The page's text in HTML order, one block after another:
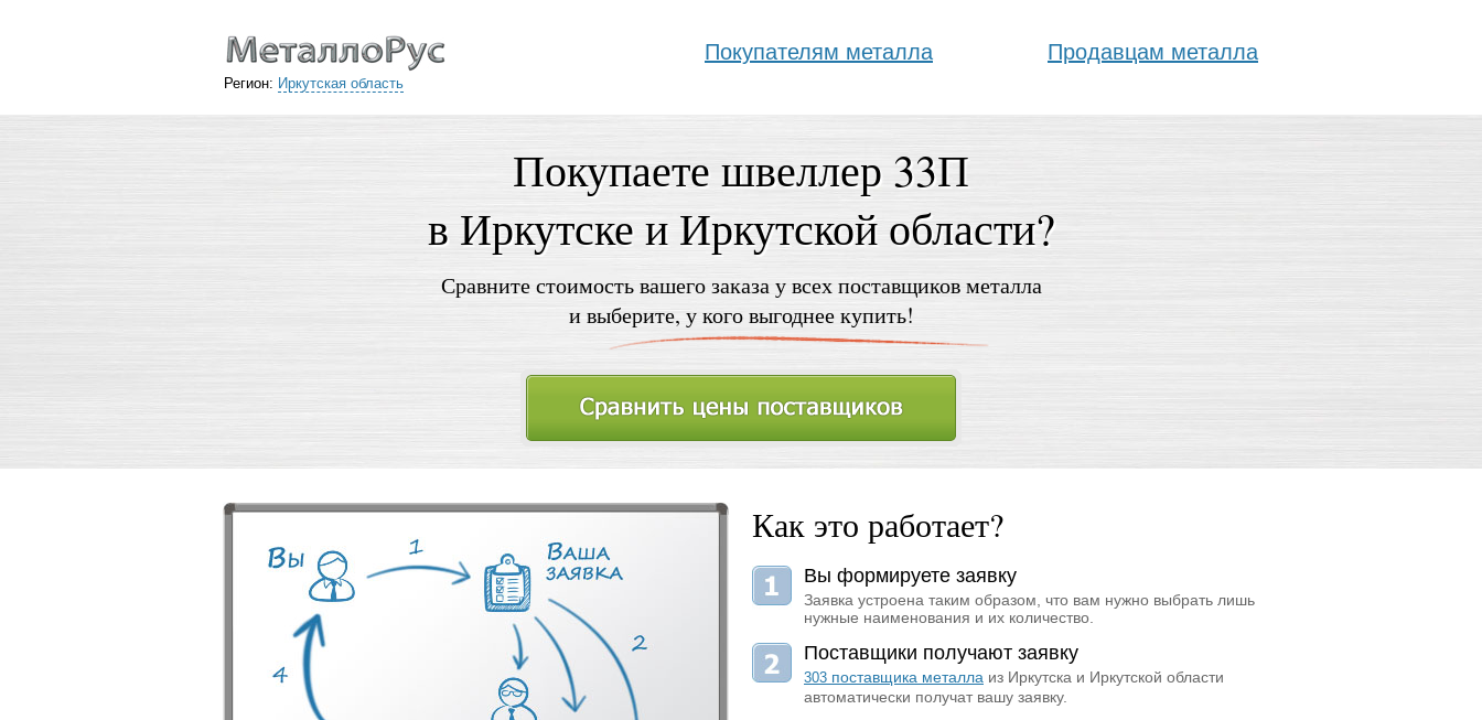
Регион: Иркутская область
Покупателям металла Продавцам металла
Покупаете швеллер 33П
в Иркутске и Иркутской области?
Сравните стоимость вашего заказа у всех поставщиков металла
и выберите, у кого выгоднее купить!
Как это работает?
Вы формируете заявку
Заявка устроена таким образом, что вам нужно выбрать лишь
нужные наименования и их количество.
Поставщики получают заявку
303 поставщика металла из Иркутска и Иркутской области
автоматически получат вашу заявку.